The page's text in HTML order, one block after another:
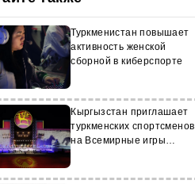
Туркменистан повышает
активность женской
сборной в киберспорте
Кыргызстан приглашает
туркменских спортсменов
на Всемирные игры